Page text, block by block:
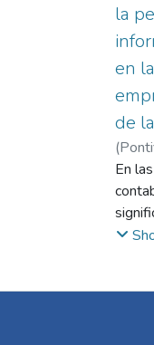
la
en
de
(
En